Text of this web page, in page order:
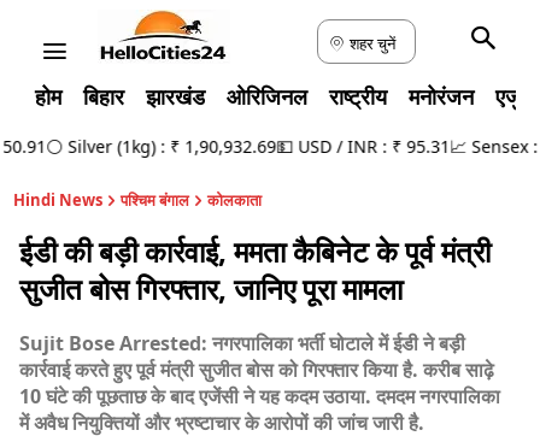
शहर चुनें
होम बिहार झारखंड ओरिजिनल राष्ट्रीय मनोरंजन
⚪ Silver (1kg) : ₹ 1,90,932.69💵 USD / INR : ₹ 95.31📈 Sensex :
Hindi News पश्चिम बंगाल कोलकाता
ईडी की बड़ी कार्रवाई, ममता कैबिनेट के पूर्व मंत्री
सुजीत बोस गिरफ्तार, जानिए पूरा मामला
Sujit Bose Arrested: नगरपालिका भर्ती घोटाले में ईडी ने बड़ी
कार्रवाई करते हुए पूर्व मंत्री सुजीत बोस को गिरफ्तार किया है. करीब साढ़े
10 घंटे की पूछताछ के बाद एजेंसी ने यह कदम उठाया. दमदम नगरपालिका
में अवैध नियुक्तियों और भ्रष्टाचार के आरोपों की जांच जारी है.